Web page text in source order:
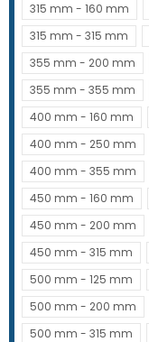
315 mm - 160 mm
315 mm - 315 mm
355 mm - 200 mm
355 mm - 355 mm
400 mm - 160 mm
400 mm - 250 mm
400 mm - 355 mm
450 mm - 160 mm
450 mm - 200 mm
450 mm - 315 mm
500 mm - 125 mm
500 mm - 200 mm
500 mm - 315 mm